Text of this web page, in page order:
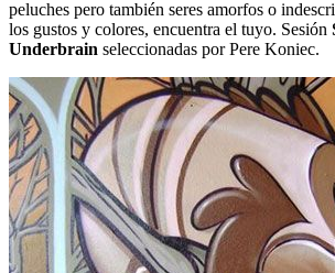
peluches pero también seres amorfos o
los gustos y colores, encuentra el tuyo. Sesión
Underbrain seleccionadas por Pere Koniec.